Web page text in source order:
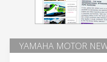
YAMAHA MOTOR